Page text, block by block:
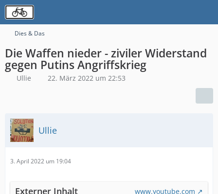
Dies & Das
Die Waffen nieder - ziviler Widerstand
gegen Putins Angriffskrieg
Ullie 22. März 2022 um 22:53
Ullie
3. April 2022 um 19:04
Externer Inhalt
www.youtube.com